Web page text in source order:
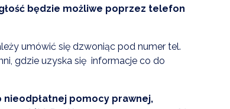
ROLNICTWO
GOSPODARKA
PRZYDATNE STRONY
będzie możliwe poprzez telefon
umówić się dzwoniąc pod numer tel.
gdzie uzyska się informacje co do
nieodpłatnej pomocy prawnej,